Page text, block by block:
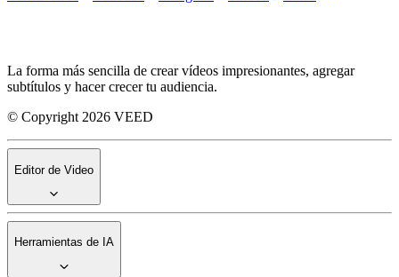
La forma más sencilla de crear vídeos impresionantes, agregar
subtítulos y hacer crecer tu audiencia.
© Copyright 2026 VEED
Editor de Video
Herramientas de IA